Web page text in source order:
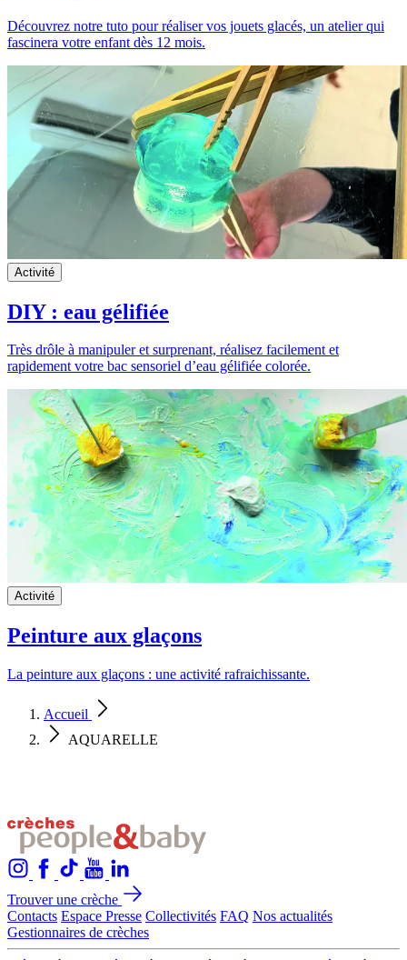
Découvrez notre tuto pour réaliser vos jouets glacés, un atelier qui
fascinera votre enfant dès 12 mois.
Activité
DIY : eau gélifiée
Très drôle à manipuler et surprenant, réalisez facilement et
rapidement votre bac sensoriel d’eau gélifiée colorée.
Activité
Peinture aux glaçons
La peinture aux glaçons : une activité rafraichissante.
Accueil
AQUARELLE
Trouver une crèche
Contacts Espace Presse Collectivités FAQ Nos actualités
Gestionnaires de crèches